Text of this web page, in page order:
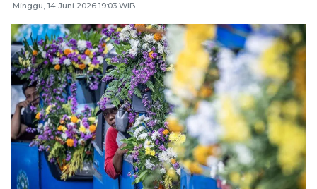
Minggu, 14 Juni 2026 19:03 WIB